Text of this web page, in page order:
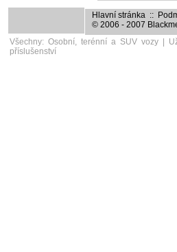
Hlavní stránka ::
© 2006 - 2007
Všechny: Osobní, terénní a SUV vozy|
příslušenství